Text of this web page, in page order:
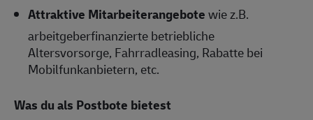
Attraktive Mitarbeiterangebotewie z.B.
arbeitgeberfinanzierte betriebliche
Altersvorsorge, Fahrradleasing, Rabatte bei
Mobilfunkanbietern, etc.
Was du als Postbote bietest